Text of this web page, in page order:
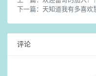
下一篇： 天知道我有多喜欢
评论